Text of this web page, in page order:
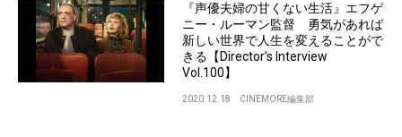
『声優夫婦の甘くない生活』エフゲ
ニー・ルーマン監督 勇気があれば
新しい世界で人生を変えることがで
きる【Director’s Interview
Vol.100】
2020.12.18 CINEMORE編集部